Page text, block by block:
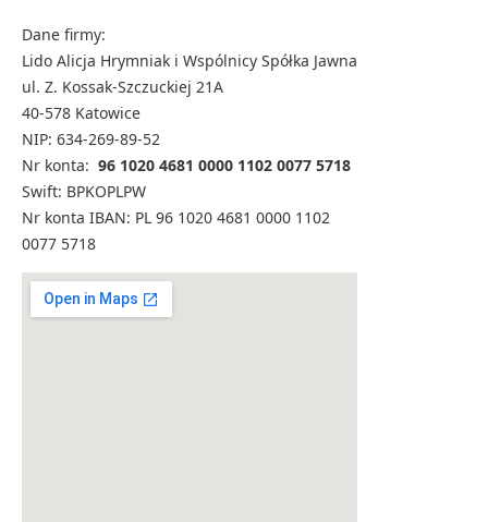
Dane firmy:
Lido Alicja Hrymniak i Wspólnicy Spółka Jawna
ul. Z. Kossak-Szczuckiej 21A
40-578 Katowice
NIP: 634-269-89-52
Nr konta: 96 1020 4681 0000 1102 0077 5718
Swift: BPKOPLPW
Nr konta IBAN: PL 96 1020 4681 0000 1102
0077 5718